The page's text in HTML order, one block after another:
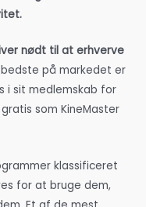
nødt til at erhverve
på markedet er
i sit medlemskab for
som KineMaster
klassificeret
for at bruge dem,